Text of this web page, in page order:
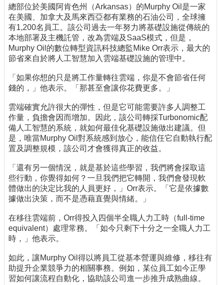
總部位於美國阿肯色州（Arkansas）的Murphy Oil是一家
在美國、加拿大及馬來西亞都有業務的石油公司，全球擁
有1,200名員工。該公司過去一年努力將基礎設施從傳統的
本地部署及主機託管，改為雲端及SaaS模式，但是，
Murphy Oil的數位轉型資訊科技總監Mike Orr表示，最大的
節省來自於將人工智慧加入雲端基礎設施的管理中。
「如果你想的只是將工作量轉往雲端，你是不會節省任何
錢的，」他表示。「那甚至會讓你花費更多。」
雲端確實允許很大的彈性，但是它可能需要許多人調整工
作量，負擔會因而增加。因此，該公司轉採Turbonomic配
備人工智慧的系統，就如何最佳化基礎設施做出建議。但
是，唯當Murphy Oil對系統感到放心，能信任它自動執行配
置及調整規模，該公司才會獲得真正的收益。
「還有另一個情況，就是基於這些學習，我們將會採取這
些行動，你覺得如何？一旦我們把它轉開，我們會發現軟
體做出的決定比我的人員更好，」Orr表示。「它是依據數
據做出決策，而不是憑藉直覺與情緒。」
在移往雲端前，Orr得投入四個半全職人力工時（full-time
equivalent）處理常務。「如今只剩下十分之一全職人力工
時，」他表示。
如此，讓Murphy Oil得以將員工從基本營運與維修，移往有
助提升企業競爭力的相關事務。例如，某位員工如今正學
習如何讓流程自動化，協助該公司進一步推升成熟曲線。